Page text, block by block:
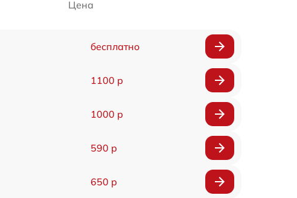
Цена
бесплатно
1100 р
1000 р
590 р
650 р